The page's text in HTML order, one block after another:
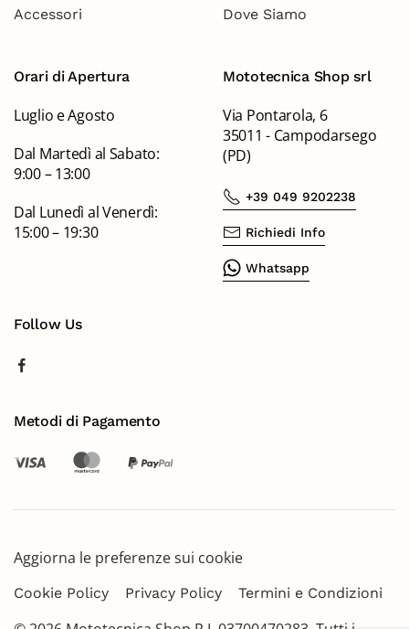
Accessori
Dove Siamo
Orari di Apertura
Luglio e Agosto
Dal Martedì al Sabato:
9:00 – 13:00
Dal Lunedì al Venerdì:
15:00 – 19:30
Mototecnica Shop srl
Via Pontarola, 6
35011 - Campodarsego
(PD)
+39 049 9202238
Richiedi Info
Whatsapp
Follow Us
Metodi di Pagamento
Aggiorna le preferenze sui cookie
Cookie Policy Privacy Policy Termini e Condizioni